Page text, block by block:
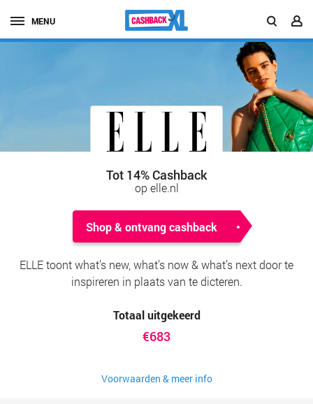
MENU
Tot 14% Cashback
op elle.nl
Shop & ontvang cashback
ELLE toont what’s new, what’s now & what’s next door te
inspireren in plaats van te dicteren.
Totaal uitgekeerd
€683
Voorwaarden & meer info